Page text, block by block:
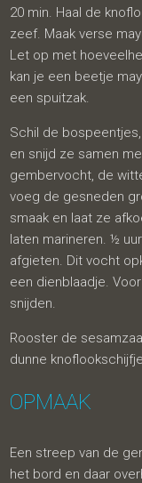
20 min. Haal de
zeef. Maak verse
Let op met
kan je een beetje
een spuitzak.
Schil de
en snijd ze samen
gembervocht, de
voeg de gesneden
smaak en laat ze
laten marineren. ½
afgieten. Dit vocht
een dienblaadje.
snijden.
Rooster de
dunne
OPMAAK
Een streep van de
het bord en daar